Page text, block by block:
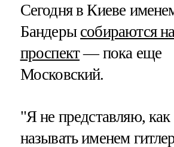
Сегодня в Киеве
Бандеры собираются
проспект— пока еще
Московский.
"Я не представляю,
называть именем